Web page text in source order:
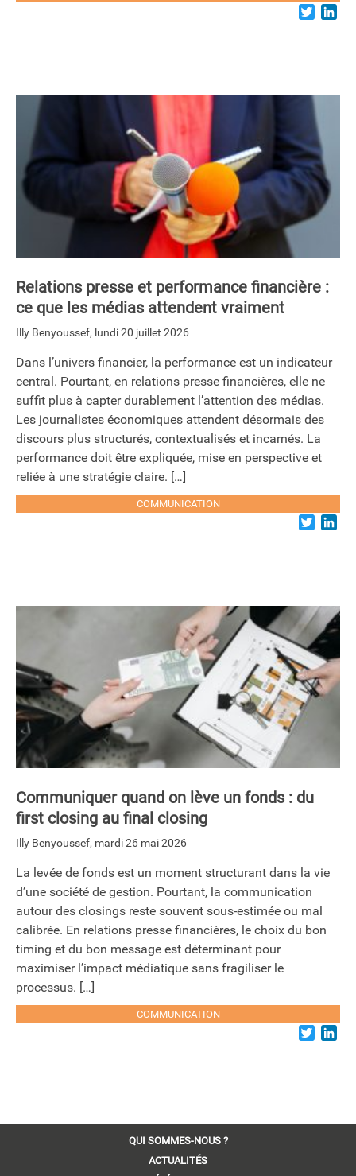
Twitter
Relations presse et performance financière :
ce que les médias attendent vraiment
Illy Benyoussef, lundi 20 juillet 2026
Dans l’univers financier, la performance est un indicateur
central. Pourtant, en relations presse financières, elle ne
suffit plus à capter durablement l’attention des médias.
Les journalistes économiques attendent désormais des
discours plus structurés, contextualisés et incarnés. La
performance doit être expliquée, mise en perspective et
reliée à une stratégie claire. […]
COMMUNICATION
Twitter
Communiquer quand on lève un fonds : du
first closing au final closing
Illy Benyoussef, mardi 26 mai 2026
La levée de fonds est un moment structurant dans la vie
d’une société de gestion. Pourtant, la communication
autour des closings reste souvent sous-estimée ou mal
calibrée. En relations presse financières, le choix du bon
timing et du bon message est déterminant pour
maximiser l’impact médiatique sans fragiliser le
processus. […]
COMMUNICATION
Twitter
QUI SOMMES-NOUS ?
ACTUALITÉS